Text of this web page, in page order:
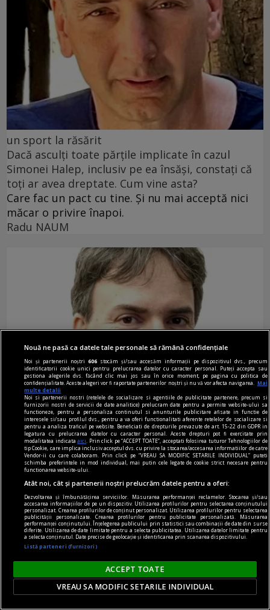
un sport la răsărit
Dacă asculți toate părțile implicate în cazul
Simonei Halep, inclusiv pe ea însăși, constați că
toți ar avea dreptate. Cum vine asta?
Care fac un pact cu tine. Și nu mai acceptă nici
măcar o privire înapoi.
Radu NAUM
libertstea de impresie
Buon appetito!
Dar, apropo, cred că, după ce a făcut lumea,
Dumnezeu s-a mai gîndit puțin și a creat Italia.
Andrei MANOLESCU
Nouă ne pasă ca datele tale personale să rămână confidențiale
Noi și partenerii noștri606 stocăm și/sau accesăm informații pe dispozitivul dvs., precum
identificatorii cookie unici pentru prelucrarea datelor cu caracter personal. Puteți accepta sau
gestiona alegerile dvs. făcând clic mai jos sau în orice moment, pe pagina cu politica de
confidențialitate. Aceste alegeri vor fi raportate partenerilor noștri și nu vă vor afecta navigarea.
Mai
multe detalii
Noi si partenerii nostri (retelele de socializare si agentiile de publicitate partenere, precum si
furnizorii nostri de servicii de date analitice) prelucram date pentru a permite website-ului sa
functioneze, pentru a personaliza continutul si anunturile publicitare afisate in functie de
interesele si/sau profilul dvs., pentru a va oferi functionalitati aferente retelelor de socializare si
pentru a analiza traficul pe website. Beneficiati de drepturile prevazute de art. 15-22 din GDPR in
legatura cu prelucrarea datelor cu caracter personal. Aceste drepturi pot fi exercitate prin
modalitatea indicataaici
. Prin click pe “ACCEPT TOATE”, acceptati folosirea tuturor Tehnologiilor de
tip Cookie, care implica inclusiv acceptul dvs. cu privire la stocarea/accesarea informatiilor de catre
Vendor-ii cu care colaboram. Prin click pe “VREAU SA MODIFIC SETARILE INDIVIDUAL” puteti
schimba preferintele in mod individual, mai putin cele legate de cookie strict necesare pentru
functionarea website-ului.
Atât noi, cât și partenerii noștri prelucrăm datele pentru a oferi:
Dezvoltarea și îmbunătățirea serviciilor. Măsurarea performanței reclamelor. Stocarea și/sau
accesarea informațiilor de pe un dispozitiv. Utilizarea profilurilor pentru selectarea conținutului
personalizat. Crearea profilurilor de conținut personalizat. Utilizarea profilurilor pentru selectarea
publicității personalizate. Crearea profilurilor pentru publicitate personalizată. Măsurarea
performanței conținutului. Înțelegerea publicului prin statistici sau combinații de date din surse
diferite. Utilizarea de date limitate pentru a selecta publicitatea. Utilizarea datelor limitate pentru
a selecta conținutul. Date precise de geolocație și identificarea prin scanarea dispozitivului.
Listă parteneri (furnizori)
ACCEPT TOATE
VREAU SA MODIFIC SETARILE INDIVIDUAL